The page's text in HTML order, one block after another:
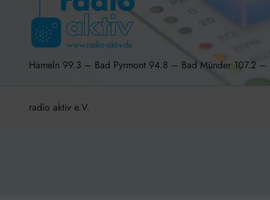
Hameln 99.3 – Bad Pyrmont 94.8 – Bad Münder 107.2 –
radio aktiv e.V.